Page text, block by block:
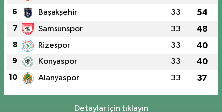
6 Başakşehir 33 54
7 Samsunspor 33 48
8 Rizespor 33 40
9 Konyaspor 33 40
10 Alanyaspor 33 37
Detaylar için tıklayın